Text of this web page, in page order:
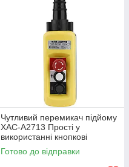
Чутливий перемикач підйому
XAC-A2713 Прості у
використанні кнопкові
перемикачі
Готово до відправки